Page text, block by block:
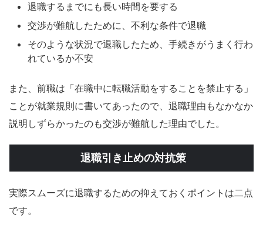
退職するまでにも長い時間を要する
交渉が難航したために、不利な条件で退職
そのような状況で退職したため、手続きがうまく行わ
れているか不安
また、前職は「在職中に転職活動をすることを禁止する」
ことが就業規則に書いてあったので、退職理由もなかなか
説明しずらかったのも交渉が難航した理由でした。
退職引き止めの対抗策
実際スムーズに退職するための抑えておくポイントは二点
です。